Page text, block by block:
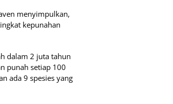
menyimpulkan,
kepunahan
dalam 2 juta tahun
punah setiap 100
ada 9 spesies yang